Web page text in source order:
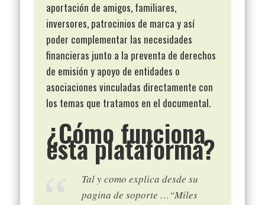
aportación de amigos, familiares,
inversores, patrocinios de marca y así
poder complementar las necesidades
financieras junto a la preventa de derechos
de emisión y apoyo de entidades o
asociaciones vinculadas directamente con
los temas que tratamos en el documental.
¿Cómo funciona
esta plataforma?
Tal y como explica desde su
pagina de soporte … “Miles